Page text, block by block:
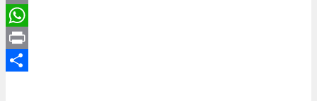
Email
WhatsApp
Print